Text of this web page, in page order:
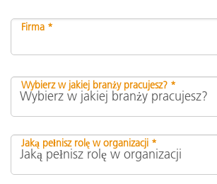
Firma *
Wybierz w jakiej branży pracujesz? *
Jaką pełnisz rolę w organizacji *